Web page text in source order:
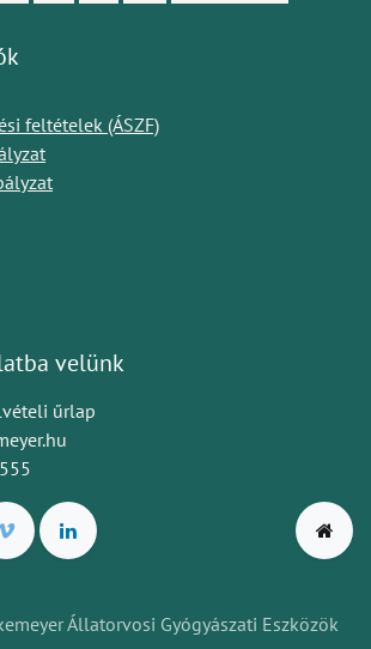
feltételek (ÁSZF)
velünk
űrlap
Állatorvosi Gyógyászati Eszközök